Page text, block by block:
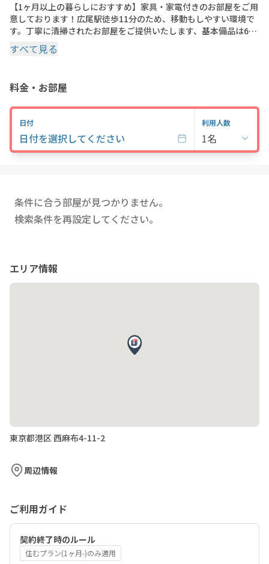
【1ヶ月以上の暮らしにおすすめ】家具・家電付きのお部屋をご用
意しております！広尾駅徒歩11分のため、移動もしやすい環境で
す。丁寧に清掃されたお部屋をご提供いたします、基本備品は60
種類以上・固定Wifi・綺麗で過ごしやすいお部屋でございます。
※間取りや下記の設備・備品の項目が異なる場合がございます。
すべて見る
料金・お部屋
日付
日付を選択してください
利用人数
1名
条件に合う部屋が見つかりません。
検索条件を再設定してください。
エリア情報
東京都港区 西麻布4-11-2
周辺情報
ご利用ガイド
契約終了時のルール
住むプラン(1ヶ月-)のみ適用